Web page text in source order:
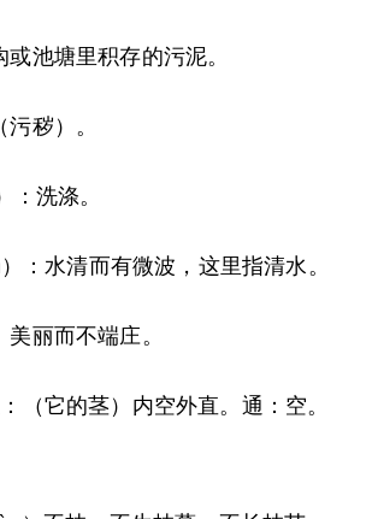
池塘里积存的污泥。
秽）。
：洗涤。
：水清而有微波，这里指清水。
丽而不端庄。
（它的茎）内空外直。通：空。